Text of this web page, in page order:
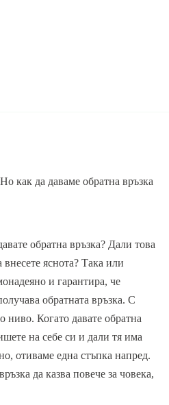
как да даваме обратна връзка
обратна връзка? Дали това
яснота? Така или
и гарантира, че
обратната връзка. С
ниво. Когато давате обратна
на себе си и дали тя има
отиваме една стъпка напред.
да казва повече за човека,